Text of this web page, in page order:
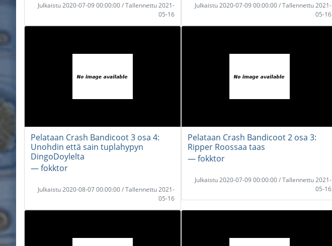
Julkaistu 2020-07-09 00:00:00 / Tallennettu 2021-
05-16
Julkaistu 2020-07-09 00:00:00 / Tallennettu 2021-
05-16
Pelataan Crash Bandicoot 3 osa 4:
Unohdin että sain tuplahypyn
DingoDoylelta
― fokktor
Julkaistu 2020-08-07 00:00:00 / Tallennettu 2021-
05-16
Pelataan Crash Bandicoot 2 osa 3:
Ripper Roossaa taas
― fokktor
Julkaistu 2020-07-09 00:00:00 / Tallennettu 2021-
05-16